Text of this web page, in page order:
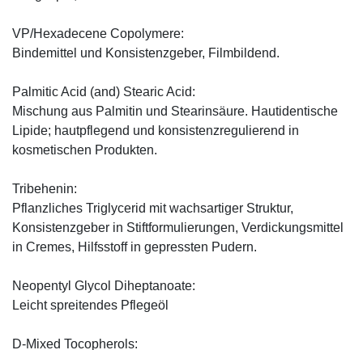
VP/Hexadecene Copolymere:
Bindemittel und Konsistenzgeber, Filmbildend.
Palmitic Acid (and) Stearic Acid:
Mischung aus Palmitin und Stearinsäure. Hautidentische
Lipide; hautpflegend und konsistenzregulierend in
kosmetischen Produkten.
Tribehenin:
Pflanzliches Triglycerid mit wachsartiger Struktur,
Konsistenzgeber in Stiftformulierungen, Verdickungsmittel
in Cremes, Hilfsstoff in gepressten Pudern.
Neopentyl Glycol Diheptanoate:
Leicht spreitendes Pflegeöl
D-Mixed Tocopherols: